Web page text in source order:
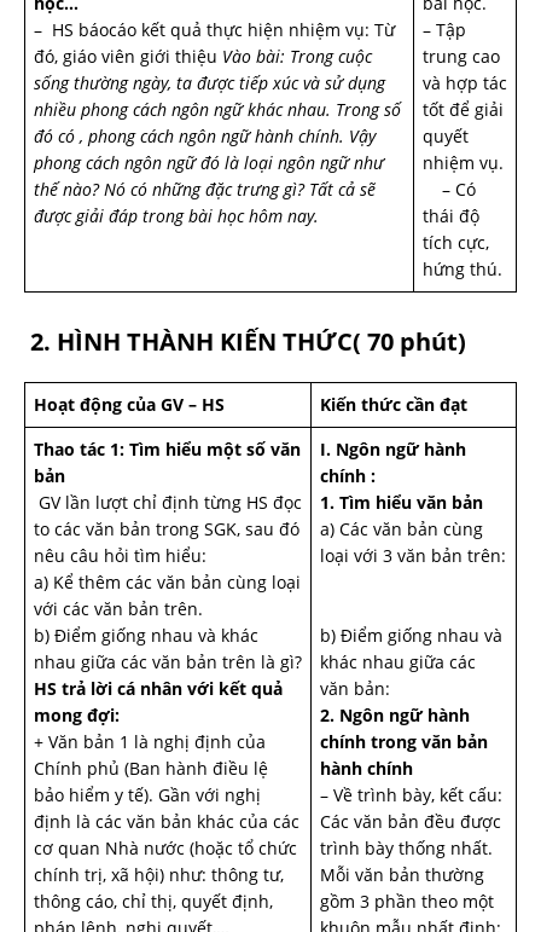
– HS báocáo kết quả thực hiện nhiệm vụ: Từ
đó, giáo viên giới thiệu Vào bài: Trong cuộc
sống thường ngày, ta được tiếp xúc và sử dụng
nhiều phong cách ngôn ngữ khác nhau. Trong số
đó có , phong cách ngôn ngữ hành chính. Vậy
phong cách ngôn ngữ đó là loại ngôn ngữ như
thế nào? Nó có những đặc trưng gì? Tất cả sẽ
được giải đáp trong bài học hôm nay.
– Tập
trung cao
và hợp tác
tốt để giải
quyết
nhiệm vụ.
– Có
thái độ
tích cực,
hứng thú.
2. HÌNH THÀNH KIẾN THỨC( 70 phút)
Hoạt động của GV – HS
Kiến thức cần đạt
Thao tác 1: Tìm hiểu một số văn
bản
GV lần lượt chỉ định từng HS đọc
to các văn bản trong SGK, sau đó
nêu câu hỏi tìm hiểu:
a) Kể thêm các văn bản cùng loại
với các văn bản trên.
b) Điểm giống nhau và khác
nhau giữa các văn bản trên là gì?
HS trả lời cá nhân với kết quả
mong đợi:
+ Văn bản 1 là nghị định của
Chính phủ (Ban hành điều lệ
bảo hiểm y tế). Gần với nghị
định là các văn bản khác của các
cơ quan Nhà nước (hoặc tổ chức
chính trị, xã hội) như: thông tư,
thông cáo, chỉ thị, quyết định,
I. Ngôn ngữ hành
chính :
1. Tìm hiểu văn bản
a) Các văn bản cùng
loại với 3 văn bản trên:
b) Điểm giống nhau và
khác nhau giữa các
văn bản:
2. Ngôn ngữ hành
chính trong văn bản
hành chính
– Về trình bày, kết cấu:
Các văn bản đều được
trình bày thống nhất.
Mỗi văn bản thường
gồm 3 phần theo một